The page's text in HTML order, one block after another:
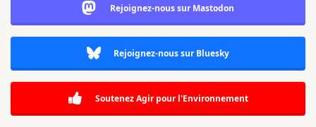
Rejoignez-nous sur Mastodon
Rejoignez-nous sur Bluesky
Soutenez Agir pour l'Environnement